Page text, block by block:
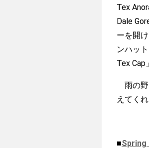
Tex
Dale
ーを開
ンハッ
Tex Cap
雨の野
えてく
■Spring